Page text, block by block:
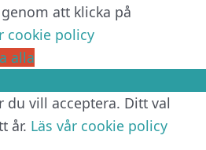
att klicka på
cookie policy
alla
du vill acceptera. Ditt val
år. Läs vår cookie policy